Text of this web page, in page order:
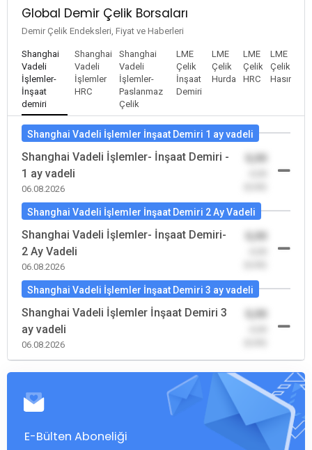
Global Demir Çelik Borsaları
Demir Çelik Endeksleri, Fiyat ve Haberleri
Shanghai
Vadeli
İşlemler-
İnşaat
demiri
Shanghai
Vadeli
İşlemler
HRC
Shanghai
Vadeli
İşlemler-
Paslanmaz
Çelik
LME
Çelik
İnşaat
Demiri
LME
Çelik
Hurda
LME
Çelik
HRC
LME
Çelik
Hasır
Shanghai Vadeli İşlemler İnşaat Demiri 1 ay vadeli
Shanghai Vadeli İşlemler- İnşaat Demiri -
1 ay vadeli
06.08.2026
Shanghai Vadeli İşlemler İnşaat Demiri 2 Ay Vadeli
Shanghai Vadeli İşlemler- İnşaat Demiri-
2 Ay Vadeli
06.08.2026
Shanghai Vadeli İşlemler İnşaat Demiri 3 ay vadeli
Shanghai Vadeli İşlemler İnşaat Demiri 3
ay vadeli
06.08.2026
E-Bülten Aboneliği